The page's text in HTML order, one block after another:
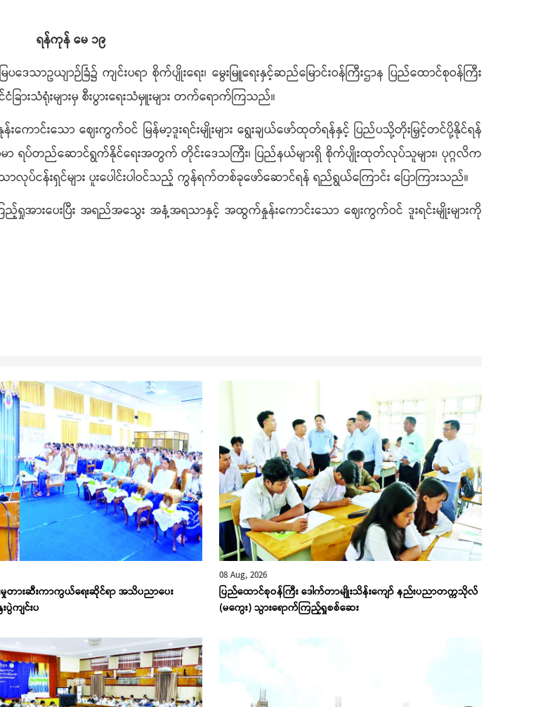
ရန်ကုန် မေ ၁၉
သာဥယျာဉ်ခြံ၌ ကျင်းပရာ စိုက်ပျိုးရေး၊ မွေးမြူရေးနှင့်ဆည်မြောင်းဝန်ကြီးဌာန ပြည်ထောင်စုဝန်ကြီး
ငံခြားသံရုံးများမှ စီးပွားရေးသံမှူးများ တက်ရောက်ကြသည်။
းသော ဈေးကွက်ဝင် မြန်မာ့ဒူးရင်းမျိုးများ ရွေးချယ်ဖော်ထုတ်ရန်နှင့် ပြည်ပသို့တိုးမြှင့်တင်ပို့နိုင်ရန်
မာမာ ရပ်တည်ဆောင်ရွက်နိုင်ရေးအတွက် တိုင်းဒေသကြီး၊ ပြည်နယ်များရှိ စိုက်ပျိုးထုတ်လုပ်သူများ၊ ပုဂ္ဂလိက
ငန်းရှင်များ ပူးပေါင်းပါဝင်သည့် ကွန်ရက်တစ်ခုဖော်ဆောင်ရန် ရည်ရွယ်ကြောင်း ပြောကြားသည်။
ည့်ရှုအားပေးပြီး အရည်အသွေး အနံ့အရသာနှင့် အထွက်နှုန်းကောင်းသော ဈေးကွက်ဝင် ဒူးရင်းမျိုးများကို
ားဆီးကာကွယ်ရေးဆိုင်ရာ အသိပညာပေး
ပွဲကျင်းပ
08 Aug, 2026
ပြည်ထောင်စုဝန်ကြီး ဒေါက်တာမျိုးသိန်းကျော် နည်းပညာတက္ကသိုလ်
(မကွေး) သွားရောက်ကြည့်ရှုစစ်ဆေး